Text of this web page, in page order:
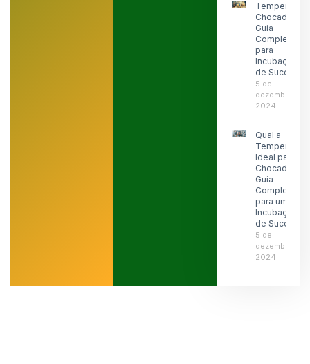
Temperatura
Chocadeira:
Guia
Completo
para
Incubação
de Sucesso
5 de
dezembro de
2024
Qual a
Temperatura
Ideal para
Chocadeira:
Guia
Completo
para uma
Incubação
de Sucesso
5 de
dezembro de
2024